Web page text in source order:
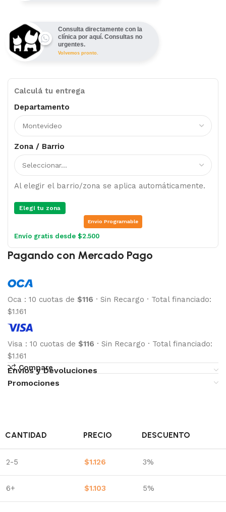
Consulta directamente con la
clínica por aquí. Consultas no
urgentes.
Volvemos pronto.
Calculá tu entrega
Departamento
Zona / Barrio
Al elegir el barrio/zona se aplica automáticamente.
Elegí tu zona
Envio Programable
Envío gratis desde $2.500
Pagando con Mercado Pago
Oca : 10 cuotas de $116 · Sin Recargo · Total financiado:
$1.161
Visa : 10 cuotas de $116 · Sin Recargo · Total financiado:
$1.161
Compare
Envíos y Devoluciones
Promociones
CANTIDAD PRECIO DESCUENTO
2-5 $1.126 3%
6+ $1.103 5%